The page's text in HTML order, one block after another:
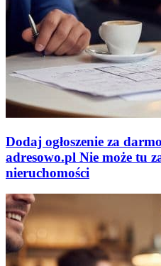
Dodaj ogłoszenie za darmo
adresowo.pl Nie może tu
nieruchomości